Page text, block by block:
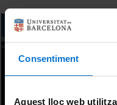
Consentiment
Aquest lloc web